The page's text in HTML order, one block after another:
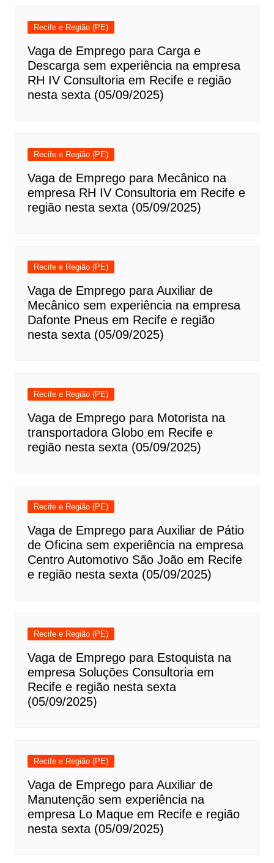
Recife e Região (PE)
Vaga de Emprego para Carga e
Descarga sem experiência na empresa
RH IV Consultoria em Recife e região
nesta sexta (05/09/2025)
Recife e Região (PE)
Vaga de Emprego para Mecânico na
empresa RH IV Consultoria em Recife e
região nesta sexta (05/09/2025)
Recife e Região (PE)
Vaga de Emprego para Auxiliar de
Mecânico sem experiência na empresa
Dafonte Pneus em Recife e região
nesta sexta (05/09/2025)
Recife e Região (PE)
Vaga de Emprego para Motorista na
transportadora Globo em Recife e
região nesta sexta (05/09/2025)
Recife e Região (PE)
Vaga de Emprego para Auxiliar de Pátio
de Oficina sem experiência na empresa
Centro Automotivo São João em Recife
e região nesta sexta (05/09/2025)
Recife e Região (PE)
Vaga de Emprego para Estoquista na
empresa Soluções Consultoria em
Recife e região nesta sexta
(05/09/2025)
Recife e Região (PE)
Vaga de Emprego para Auxiliar de
Manutenção sem experiência na
empresa Lo Maque em Recife e região
nesta sexta (05/09/2025)